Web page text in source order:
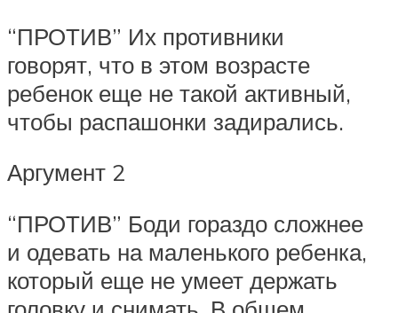
“ПРОТИВ” Их противники
говорят, что в этом возрасте
ребенок еще не такой активный,
чтобы распашонки задирались.
Аргумент 2
“ПРОТИВ” Боди гораздо сложнее
и одевать на маленького ребенка,
который еще не умеет держать